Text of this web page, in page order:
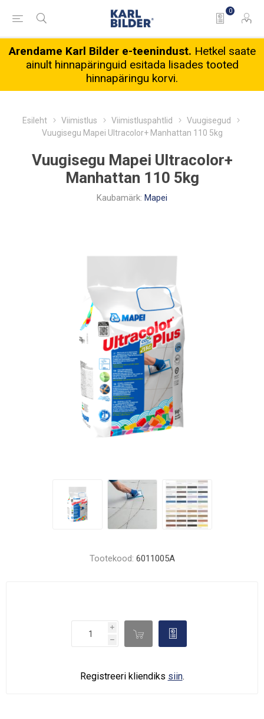
0
Arendame Karl Bilder e-teenindust. Hetkel saate
ainult hinnapäringuid esitada lisades tooted
hinnapäringu korvi.
Esileht Viimistlus Viimistluspahtlid
Vuugisegud
Vuugisegu Mapei Ultracolor+ Manhattan 110 5kg
Vuugisegu Mapei Ultracolor+
Manhattan 110 5kg
Kaubamärk: Mapei
Tootekood: 6011005A
i
h
d 
Registreeri kliendiks siin.